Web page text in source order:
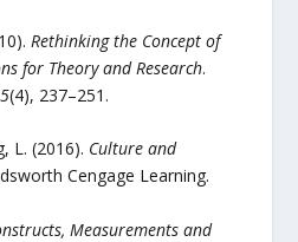
Rethinking the Concept of
for Theory and Research.
(4), 237–251.
L. (2016). Culture and
Cengage Learning.
Measurements and